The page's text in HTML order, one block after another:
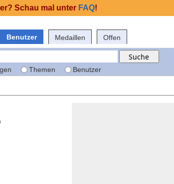
Benutzer Medaillen Offen
Themen Benutzer
Schau mal unter FAQ!